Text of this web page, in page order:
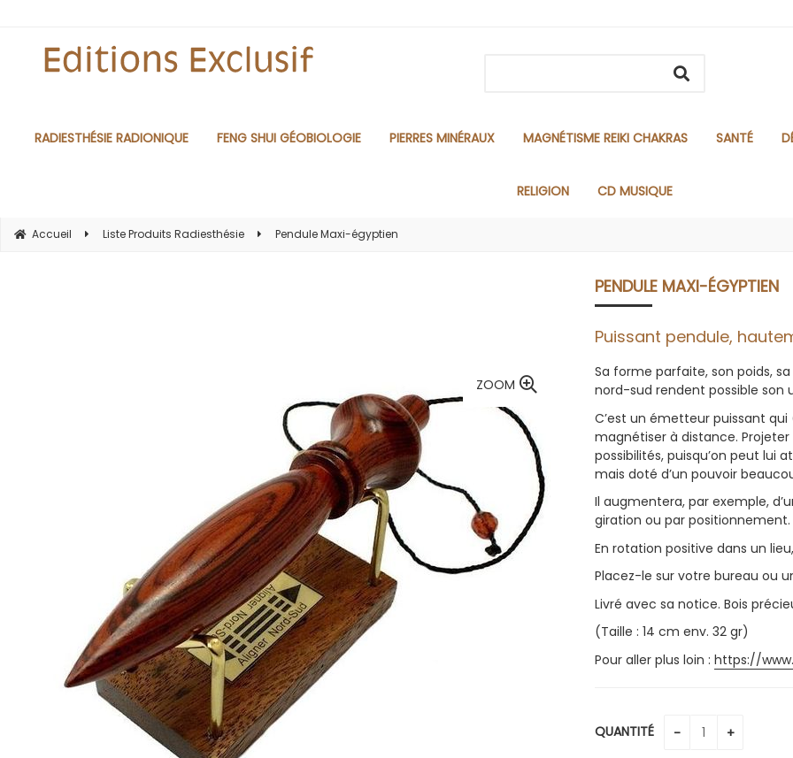
RADIESTHÉSIE RADIONIQUE FENG SHUI GÉOBIOLOGIE PIERRES MINÉRAUX MAGNÉTISME REIKI CHAKRAS SANTÉ
RELIGION CD MUSIQUE
Accueil Liste Produits Radiesthésie Pendule Maxi-égyptien
PENDULE MAXI-ÉGYPTIEN
Puissant pendule,
ZOOM
Sa forme parfaite, son poids,
nord-sud rendent possible son
C’est un émetteur puissant
magnétiser à distance.
possibilités, puisqu’on peut lui
mais doté d’un pouvoir
Il augmentera, par exemple,
giration ou par positionnement.
En rotation positive dans un
Placez-le sur votre bureau ou
Livré avec sa notice. Bois
(Taille : 14 cm env. 32 gr)
Pour aller plus loin : https://
QUANTITÉ